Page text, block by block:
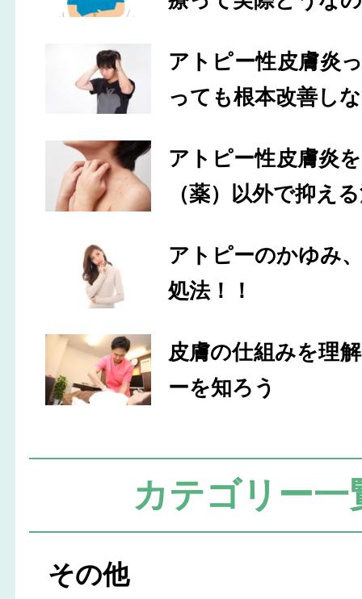
アトピー性皮膚炎
っても根本改善し
アトピー性皮膚炎
（薬）以外で抑え
アトピーのかゆみ
処法！！
皮膚の仕組みを理
ーを知ろう
カテゴリー一
その他